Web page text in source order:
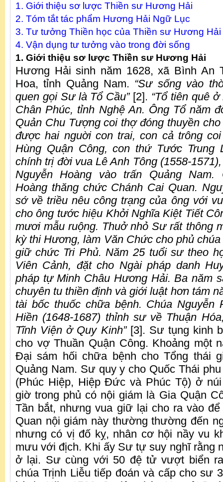
1. Giới thiệu sơ lược Thiền sư Hương Hải
2. Tóm tắt tác phẩm Hương Hải Ngữ Lục
3. Tư tưởng Thiền học của Thiền sư Hương Hải
4. Vận dụng tư tưởng vào trong đời sống
1. Giới thiệu sơ lược Thiền sư Hương Hải
Hương Hải sinh năm 1628, xã Bình An
Hoa, tỉnh Quảng Nam. “Sư sống vào
quen gọi Sư là Tổ Cầu”[2]. “Tổ tiên quê
Chân Phúc, tỉnh Nghệ An. Ông Tổ năm
Quản Chu Tượng coi thợ đóng thuyền
được hai nguời con trai, con cả trông
Hùng Quận Công, con thứ Tước Trung
chính trị đời vua Lê Anh Tông (1558-
Nguyễn Hoàng vào trấn Quảng Nam.
Hoàng thăng chức Chánh Cai Quan.
sớ về triều nêu công trạng của ông với
cho ông tước hiệu Khởi Nghĩa Kiệt Tiết
mươi mẫu ruộng. Thuở nhỏ Sư rất thông
kỳ thi Hương, làm Văn Chức cho phủ
giữ chức Tri Phủ. Năm 25 tuổi sư theo
Viên Cảnh, đặt cho Ngài pháp danh
pháp tự Minh Châu Hương Hải. Ba năm
chuyên tu thiền định và giới luật hơn tám
tài bốc thuốc chữa bệnh. Chúa Nguyễn
Hiền (1648-1687) thỉnh sư về Thuận
Tĩnh Viện ở Quy Kinh”[3]. Sư tụng kinh
cho vợ Thuần Quận Công. Khoảng một
Đại sám hối chữa bệnh cho Tổng thái
Quảng Nam. Sư quy y cho Quốc Thái
(Phúc Hiệp, Hiệp Đức và Phúc Tộ) ở
giờ trong phủ có nội giám là Gia Quận
Tần bắt, nhưng vua giữ lại cho ra vào
Quan nội giám này thường thường đến
nhưng có vị đố kỵ, nhân cơ hội nầy vu
mưu với địch. Khi ấy Sư tự suy nghĩ rằng
ở lại. Sư cùng với 50 đệ tử vượt biển
chúa Trịnh Liễu tiếp đoán và cấp cho sư